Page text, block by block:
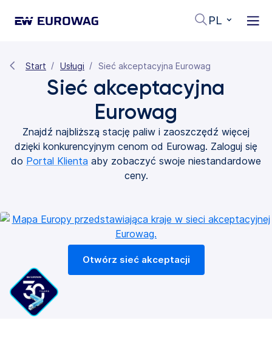
PL
Start Usługi Sieć akceptacyjna Eurowag
Sieć akceptacyjna
Eurowag
Znajdź najbliższą stację paliw i zaoszczędź więcej
dzięki konkurencyjnym cenom od Eurowag. Zaloguj się
do Portal Klienta aby zobaczyć swoje niestandardowe
ceny.
Otwórz sieć akceptacji